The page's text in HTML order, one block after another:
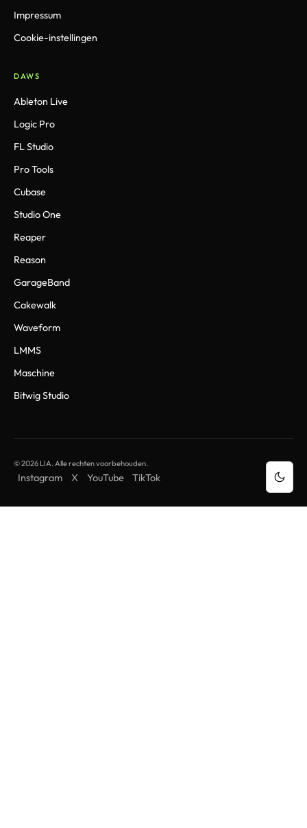
Impressum
Cookie-instellingen
DAWS
Ableton Live
Logic Pro
FL Studio
Pro Tools
Cubase
Studio One
Reaper
Reason
GarageBand
Cakewalk
Waveform
LMMS
Maschine
Bitwig Studio
© 2026 LIA. Alle rechten voorbehouden.
Instagram X YouTube TikTok